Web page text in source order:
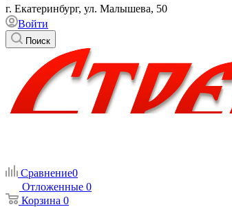
г. Екатеринбург, ул. Малышева, 50
Войти
Поиск
Сравнение0
Отложенные 0
Корзина 0